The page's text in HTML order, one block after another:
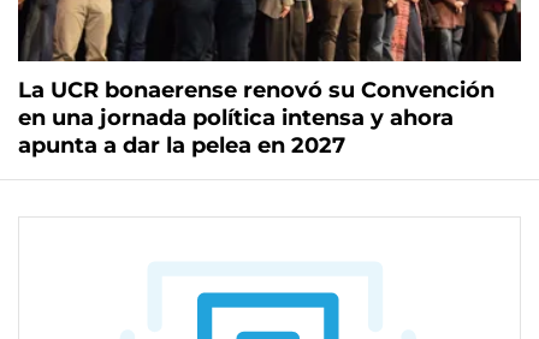
La UCR bonaerense renovó su Convención
en una jornada política intensa y ahora
apunta a dar la pelea en 2027